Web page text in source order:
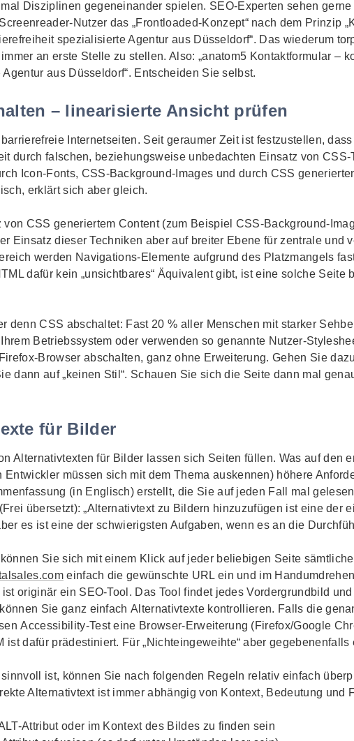
Disziplinen gegeneinander spielen. SEO-Experten sehen
Screenreader-Nutzer das „Frontloaded-Konzept“ nach dem Prinzip
spezialisierte Agentur aus Düsseldorf“. Das wiederum
an erste Stelle zu stellen. Also: „anatom5 Kontaktformular –
aus Düsseldorf“. Entscheiden Sie selbst.
– linearisierte Ansicht prüfen
Internetseiten. Seit geraumer Zeit ist festzustellen,
durch falschen, beziehungsweise unbedachten Einsatz von
Icon-Fonts, CSS-Background-Images und durch CSS
erklärt sich aber gleich.
CSS generiertem Content (zum Beispiel CSS-Background-
Einsatz dieser Techniken aber auf breiter Ebene für zentrale und
werden Navigations-Elemente aufgrund des Platzmangels
dafür kein „unsichtbares“ Äquivalent gibt, ist eine solche
denn CSS abschaltet: Fast 20 % aller Menschen mit starker
Betriebssystem oder verwenden so genannte Nutzer-
Browser abschalten, ganz ohne Erweiterung. Gehen Sie
dann auf „keinen Stil“. Schauen Sie sich die Seite dann mal
für Bilder
Alternativtexten für Bilder lassen sich Seiten füllen. Was auf den
Entwickler müssen sich mit dem Thema auskennen) höhere
(in Englisch) erstellt, die Sie auf jeden Fall mal
übersetzt): „Alternativtext zu Bildern hinzuzufügen ist eine der
es ist eine der schwierigsten Aufgaben, wenn es an die
können Sie sich mit einem Klick auf jeder beliebigen Seite
einfach die gewünschte URL ein und im
ist originär ein SEO-Tool . Das Tool findet jedes Vordergrundbild
Sie ganz einfach Alternativtexte kontrollieren. Falls die
Accessibility-Test eine Browser-Erweiterung (Firefox/Google
ist dafür prädestiniert. Für „Nichteingeweihte“ aber
ist, können Sie nach folgenden Regeln relativ einfach
Alternativtext ist immer abhängig von Kontext, Bedeutung und
Attribut oder im Kontext des Bildes zu finden sein